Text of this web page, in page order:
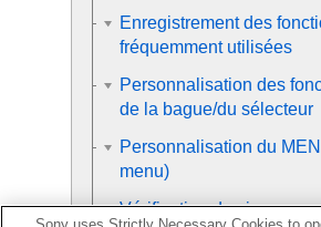
Enregistrement des
fréquemment utilisées
Personnalisation des
de la bague/du sélecteur
Personnalisation du
menu)
Vérification des images